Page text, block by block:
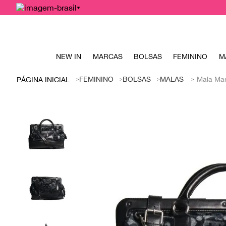
NEW IN MARCAS BOLSAS FEMININO
FEMININO BOLSAS MALAS Mala